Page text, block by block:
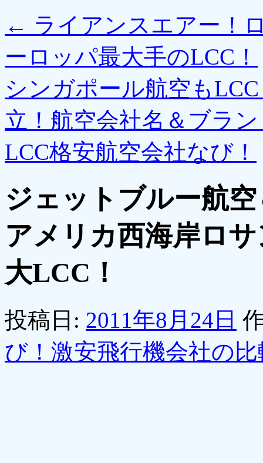
← ライアンスエアー！
ーロッパ最大手のLCC！
シンガポール航空も
立！航空会社名＆ブラ
LCC格安航空会社なび！
ジェットブルー航
アメリカ西海岸ロ
大LCC！
投稿日: 2011年8月24日
び！激安飛行機会社の